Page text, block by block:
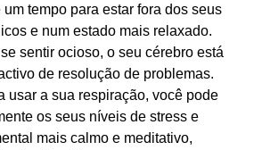
tempo para estar fora dos seus
e num estado mais relaxado.
sentir ocioso, o seu cérebro está
de resolução de problemas.
usar a sua respiração, você pode
os seus níveis de stress e
mais calmo e meditativo,